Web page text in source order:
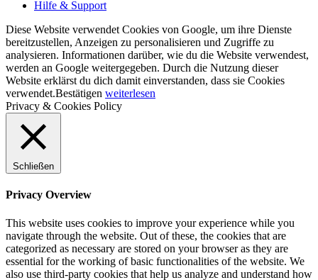
Hilfe & Support
Diese Website verwendet Cookies von Google, um ihre Dienste
bereitzustellen, Anzeigen zu personalisieren und Zugriffe zu
analysieren. Informationen darüber, wie du die Website verwendest,
werden an Google weitergegeben. Durch die Nutzung dieser
Website erklärst du dich damit einverstanden, dass sie Cookies
verwendet.Bestätigen weiterlesen
Privacy & Cookies Policy
Schließen
Privacy Overview
This website uses cookies to improve your experience while you
navigate through the website. Out of these, the cookies that are
categorized as necessary are stored on your browser as they are
essential for the working of basic functionalities of the website. We
also use third-party cookies that help us analyze and understand how